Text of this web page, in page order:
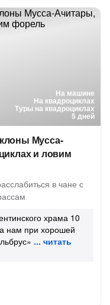
На машине
На квадроциклах
Туры на квадроциклах
5 дней
Мусса-
и ловим
в чане с
храма 10
нам при хорошей